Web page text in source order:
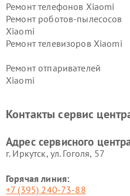
Ремонт телефонов Xiaomi
Ремонт роботов-пылесосов
Xiaomi
Ремонт телевизоров Xiaomi
Ремонт отпаривателей
Xiaomi
Ремонт стиральных машин
Контакты сервис
Адрес сервисного
г. Иркутск, ул. ​Гоголя, 57
Горячая линия:
+7 (395) 240-73-88